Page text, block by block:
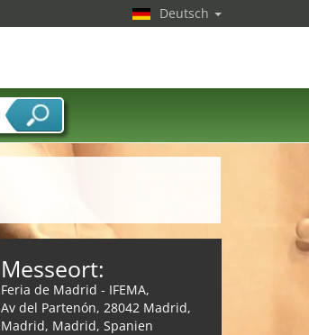
Messeort:
Feria de Madrid - IFEMA,
Av del Partenón, 28042 Madrid,
Madrid, Madrid, Spanien
Deutsch